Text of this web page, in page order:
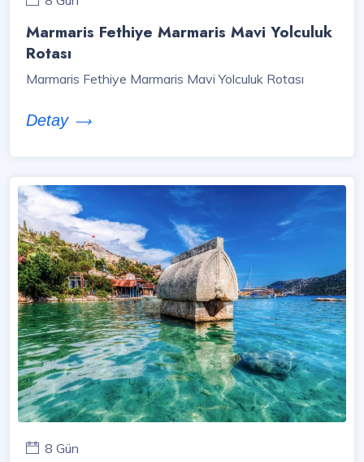
Marmaris Fethiye Marmaris Mavi Yolculuk
Rotası
Marmaris Fethiye Marmaris Mavi Yolculuk Rotası
Detay
8 Gün